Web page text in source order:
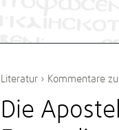
Literatur › Kommentare
Die